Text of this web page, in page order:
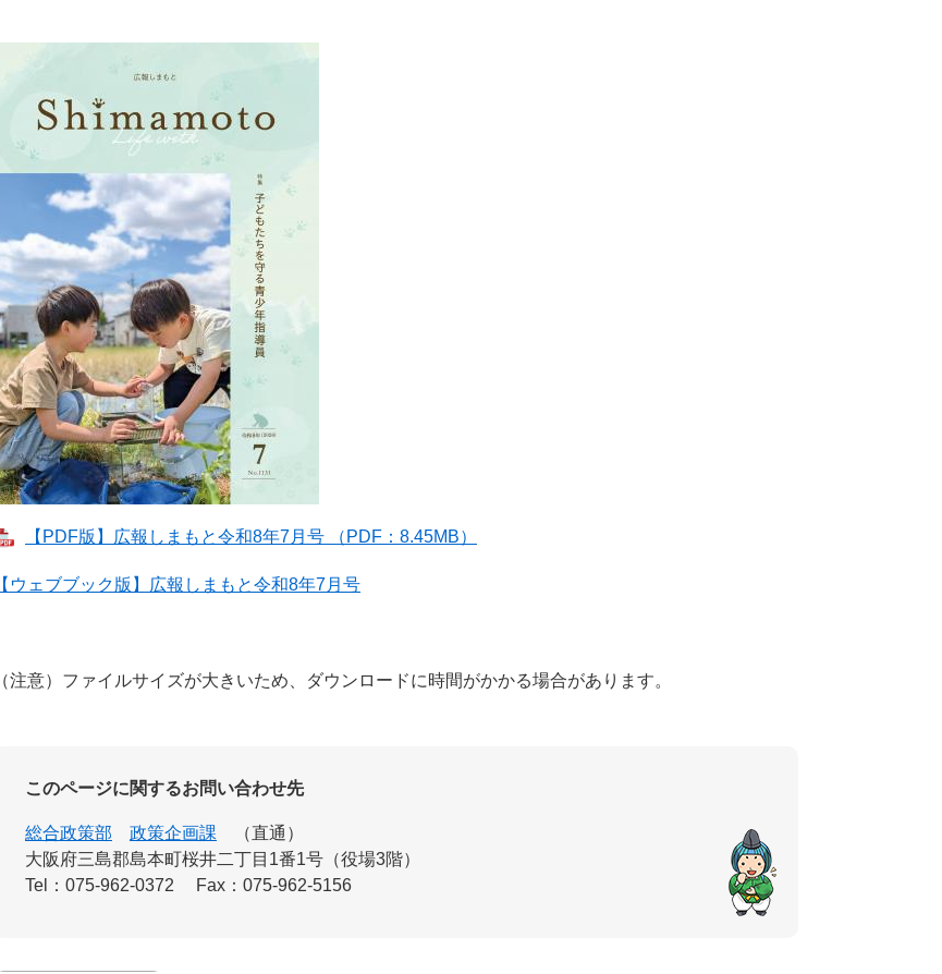
【PDF版】広報しまもと令和8年7月号 （PDF：8.45MB）
【ウェブブック版】広報しまもと令和8年7月号
（注意）ファイルサイズが大きいため、ダウンロードに時間がかかる場合があります。
このページに関するお問い合わせ先
総合政策部 政策企画課
直通
大阪府三島郡島本町桜井二丁目1番1号（役場3階）
Tel：075-962-0372
Fax：075-962-5156